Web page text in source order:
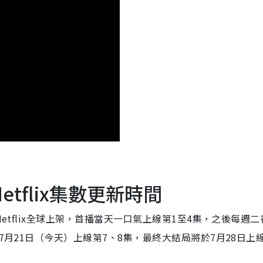
集數更新時間
全球上架，首播當天一口氣上線第1至4集，之後每週二
21日（今天）上線第7、8集，最終大結局將於7月28日上